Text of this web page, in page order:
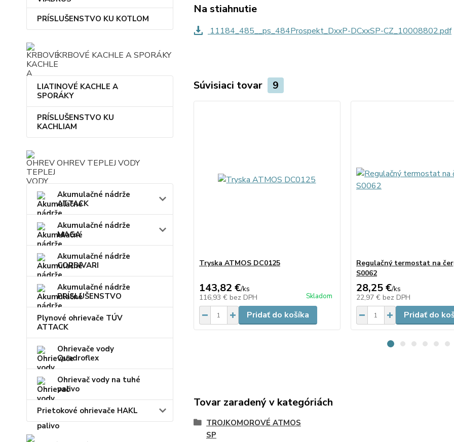
PRÍSLUŠENSTVO KU KOTLOM
KRBOVÉ KACHLE A SPORÁKY
LIATINOVÉ KACHLE A
SPORÁKY
PRÍSLUŠENSTVO KU
KACHLIAM
OHREV TEPLEJ VODY
Akumulačné nádrže
ATTACK
Akumulačné nádrže
MAGA
Akumulačné nádrže
CORDIVARI
Akumulačné nádrže
PRÍSLUŠENSTVO
Plynové ohrievače TÚV
ATTACK
Ohrievače vody
Quadroflex
Ohrievač vody na tuhé
palivo
Prietokové ohrievače HAKL
Na stiahnutie
11184_485__ps_484Prospekt_DxxP-DCxxSP-CZ_10008802.pdf
Súvisiaci tovar 9
Tryska ATMOS DC0125
143,82 €/ks
116,93 € bez DPH Skladom
Pridať do košíka
Regulačný termostat na
S0062
28,25 €/ks
22,97 € bez DPH
Pridať do
Tovar zaradený v kategóriách
TROJKOMOROVÉ ATMOS
SP